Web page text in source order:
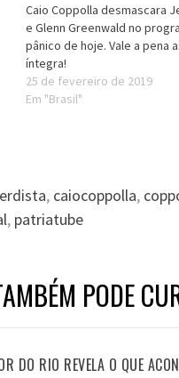
Caio Coppolla desmascara
e Glenn Greenwald no
pânico de hoje. Vale a pena
íntegra!
25 de fevereiro de 2019
Em "Brasil"
, caiocoppolla,
, patriatube
PODE
DO RIO REVELA O QUE